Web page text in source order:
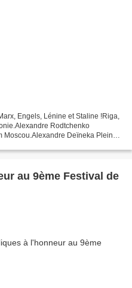
Engels, Lénine et Staline !Riga,
Rodtchenko
Deïneka Pleine
au 9ème Festival de